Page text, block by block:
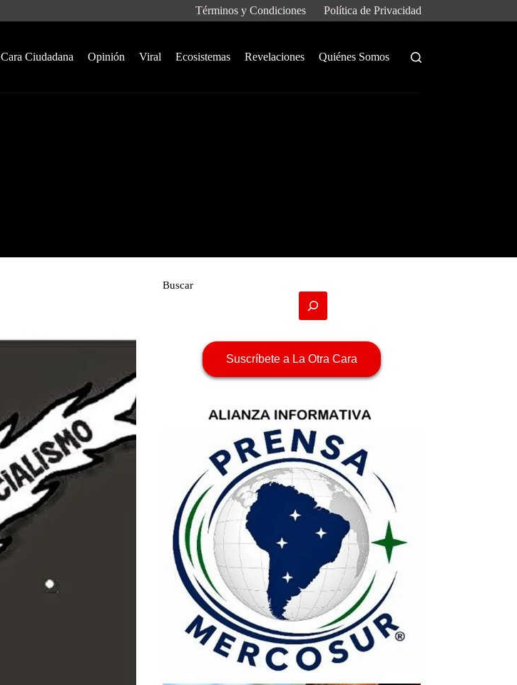
Términos y Condiciones Política de Privacidad
Cara Ciudadana Opinión Viral Ecosistemas Revelaciones Quiénes Somos
Buscar
Suscríbete a La Otra Cara